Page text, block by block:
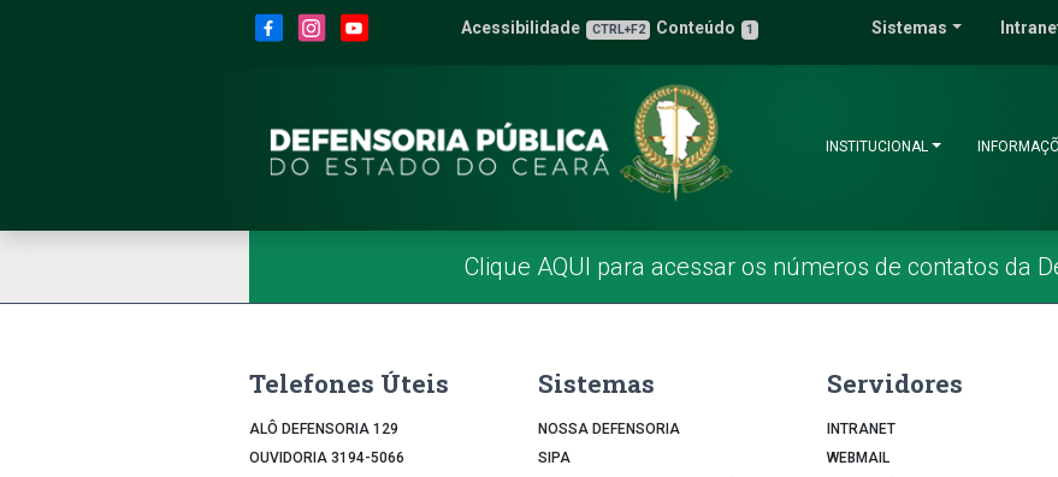
Site da Defensoria Pública do Estado
Menu SuperiorRedes SociaisMenu de Acessibilidade
Acessibilidade CTRL+F2 Conteúdo 1
Menu 2
Rodapé 3 Sistemas
Menu PrincipalPágina Inicial INSTITUCIONAL
Clique AQUI para acessar os números de contatos da
Telefones Úteis
ALÔ DEFENSORIA 129
OUVIDORIA 3194-5066
Sistemas
NOSSA DEFENSORIA
SIPA
Servidores
INTRANET
WEBMAIL